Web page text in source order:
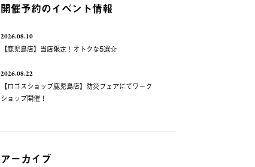
開催予約のイベント情報
2026.08.10
【鹿児島店】当店限定！オトクな5選☆
2026.08.22
【ロゴスショップ鹿児島店】防災フェアにてワーク
ショップ開催！
アーカイブ